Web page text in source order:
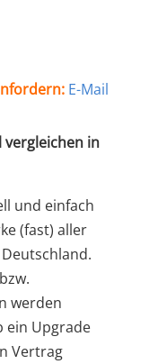
E-Mail
vergleichen in
und einfach
(fast) aller
werden
ein Upgrade
Vertrag